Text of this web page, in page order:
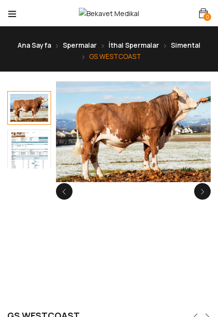
0
Ana Sayfa Spermalar İthal Spermalar
Simental
GS WESTCOAST